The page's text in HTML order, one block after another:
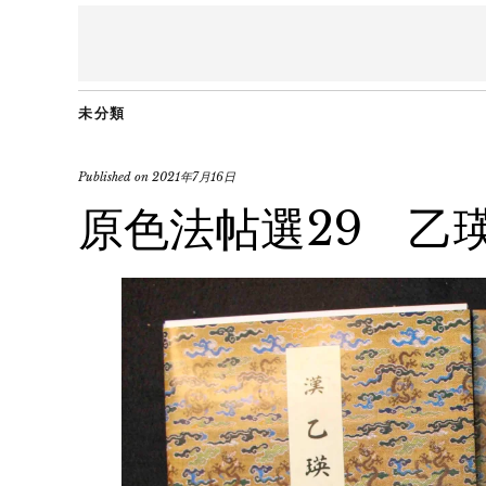
未分類
Published on 2021年7月16日
原色法帖選29 乙